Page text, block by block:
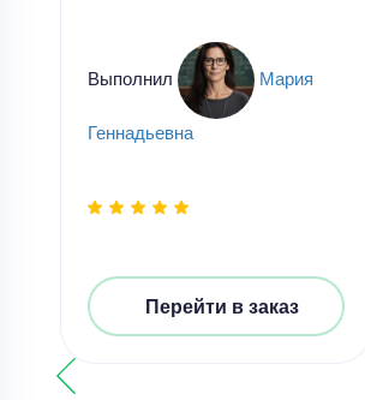
Выполнил Мария
Геннадьевна
Перейти в заказ